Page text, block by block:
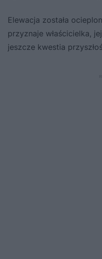
Elewacja została
przyznaje właścicielka,
jeszcze kwestia